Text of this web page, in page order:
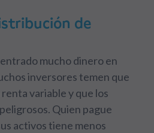
de
mucho dinero en
inversores temen que
variable y que los
Quien pague
activos tiene menos